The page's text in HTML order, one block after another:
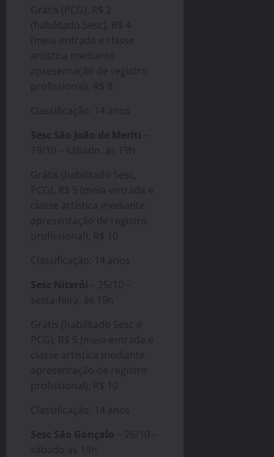
Grátis (PCG), R$ 2
(habilitado Sesc), R$ 4
(meia-entrada e classe
artística mediante
apresentação de registro
profissional), R$ 8
Classificação: 14 anos
Sesc São João de Meriti –
19/10 – sábado, às 19h
Grátis (habilitado Sesc,
PCG), R$ 5 (meia-entrada e
classe artística mediante
apresentação de registro
profissional), R$ 10
Classificação: 14 anos
Sesc Niterói – 25/10 –
sexta-feira, às 19h
Grátis (habilitado Sesc e
PCG), R$ 5 (meia-entrada e
classe artística mediante
apresentação de registro
profissional), R$ 10
Classificação: 14 anos
Sesc São Gonçalo – 26/10 –
sábado as 19h